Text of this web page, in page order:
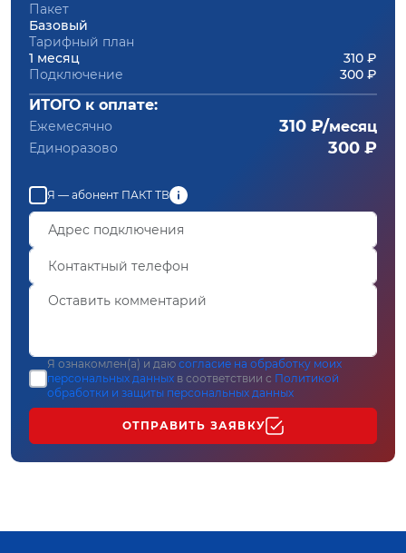
Пакет
Базовый
Тарифный план
1 месяц
310 ₽
Подключение
300 ₽
ИТОГО к оплате:
Ежемесячно 310 ₽/месяц
Единоразово 300 ₽
Я — абонент ПАКТ ТВ
Я ознакомлен(а) и даю согласие на обработку моих
персональных данных в соответствии с Политикой
обработки и защиты персональных данных
ОТПРАВИТЬ ЗАЯВКУ